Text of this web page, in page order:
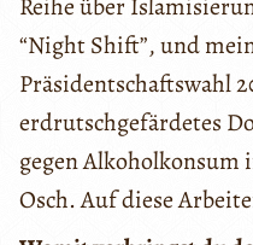
Reihe über
“Night Shift”, und
Präsidentschaftswahl
erdrutschgefärdetes
gegen Alkoholkonsum
Osch. Auf diese